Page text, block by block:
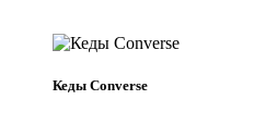
Кеды Converse